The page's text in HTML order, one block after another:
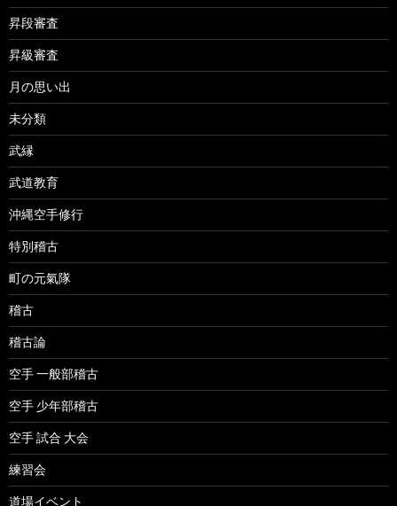
昇段審査
昇級審査
月の思い出
未分類
武縁
武道教育
沖縄空手修行
特別稽古
町の元氣隊
稽古
稽古論
空手 一般部稽古
空手 少年部稽古
空手 試合 大会
練習会
道場イベント